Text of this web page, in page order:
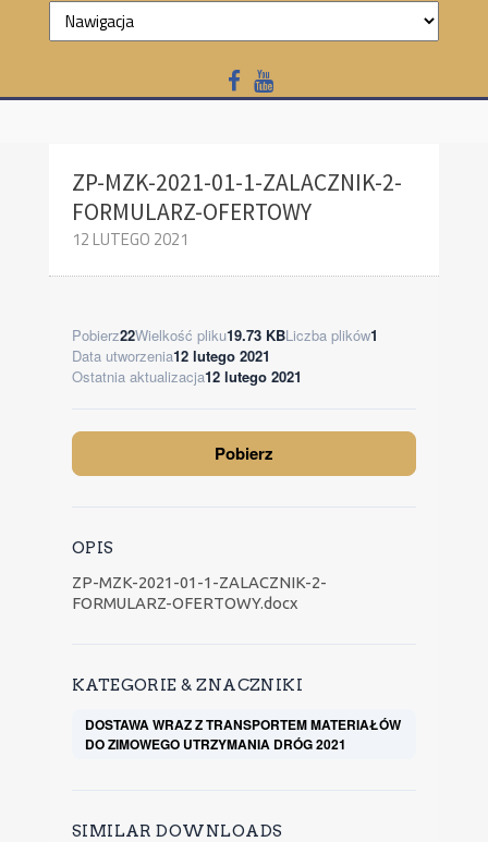
ZP-MZK-2021-01-1-ZALACZNIK-2-
FORMULARZ-OFERTOWY
12 LUTEGO 2021
Pobierz22Wielkość pliku19.73 KBLiczba plików1
Data utworzenia12 lutego 2021
Ostatnia aktualizacja12 lutego 2021
Pobierz
OPIS
ZP-MZK-2021-01-1-ZALACZNIK-2-
FORMULARZ-OFERTOWY.docx
KATEGORIE & ZNACZNIKI
DOSTAWA WRAZ Z TRANSPORTEM MATERIAŁÓW
DO ZIMOWEGO UTRZYMANIA DRÓG 2021
SIMILAR DOWNLOADS